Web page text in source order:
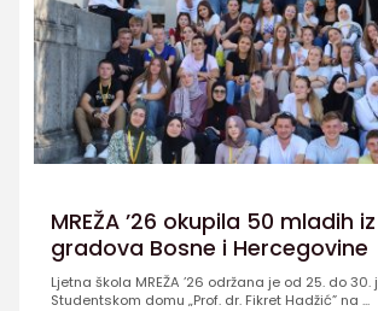
MREŽA ’26 okupila 50 mladih iz
gradova Bosne i Hercegovine
Ljetna škola MREŽA ’26 održana je od 25. do
Studentskom domu „Prof. dr. Fikret Hadžić” na ...